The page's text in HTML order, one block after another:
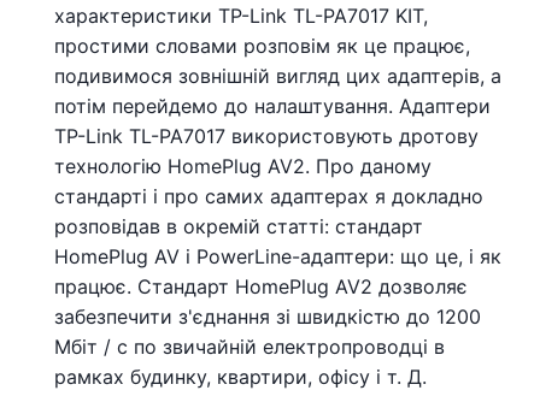
характеристики TP-Link TL-PA7017 KIT,
простими словами розповім як це працює,
подивимося зовнішній вигляд цих адаптерів, а
потім перейдемо до налаштування. Адаптери
TP-Link TL-PA7017 використовують дротову
технологію HomePlug AV2. Про даному
стандарті і про самих адаптерах я докладно
розповідав в окремій статті: стандарт
HomePlug AV і PowerLine-адаптери: що це, і як
працює. Стандарт HomePlug AV2 дозволяє
забезпечити з'єднання зі швидкістю до 1200
Мбіт / с по звичайній електропроводці в
рамках будинку, квартири, офісу і т. Д.